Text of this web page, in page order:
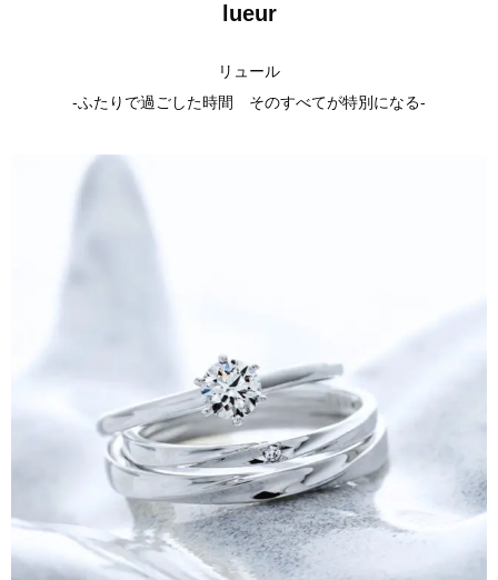
lueur
リュール
-ふたりで過ごした時間 そのすべてが特別になる-